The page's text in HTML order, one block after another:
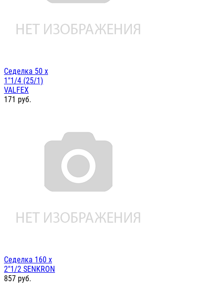
Седелка 50 х
1"1/4 (25/1)
VALFEX
171 руб.
Седелка 160 х
2"1/2 SENKRON
857 руб.